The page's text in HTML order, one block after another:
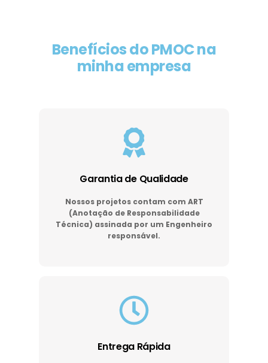
Benefícios do PMOC na
minha empresa
Garantia de Qualidade
Nossos projetos contam com ART
(Anotação de Responsabilidade
Técnica) assinada por um Engenheiro
responsável.
Entrega Rápida